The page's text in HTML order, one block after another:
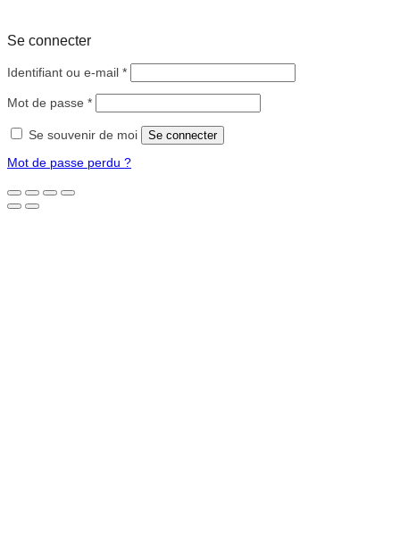
Se connecter
Identifiant ou e-mail *Obligatoire
Mot de passe *Obligatoire
Se souvenir de moi Se connecter
Mot de passe perdu ?